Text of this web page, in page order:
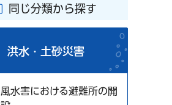
同じ分類から探す
洪水・土砂災害
風水害における避難所の開